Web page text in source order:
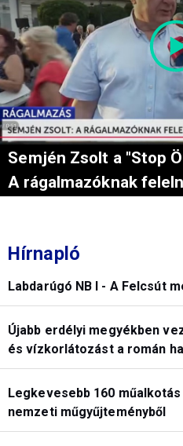
Semjén Zsolt a "Stop
A rágalmazóknak
Hírnapló
Labdarúgó NB I - A Felcsút
Újabb erdélyi megyékben
és vízkorlátozást a román
Legkevesebb 160
nemzeti műgyűjteményből